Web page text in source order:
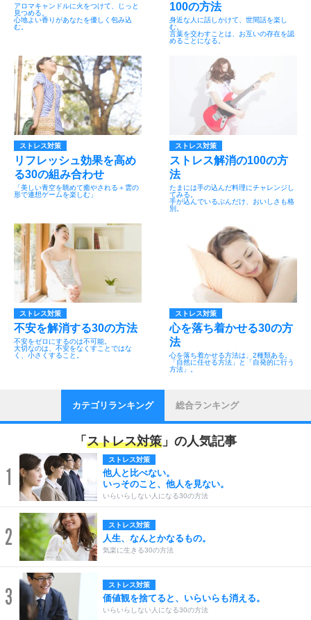
アロマキャンドルに火をつけて、じっと
見つめる。
心地よい香りがあなたを優しく包み込
む。
100の方法
身近な人に話しかけて、世間話を楽し
む。
言葉を交わすことは、お互いの存在を認
めることになる。
ストレス対策
リフレッシュ効果を高め
る30の組み合わせ
「美しい青空を眺めて癒やされる＋雲の
形で連想ゲームを楽しむ」
ストレス対策
ストレス解消の100の方
法
たまには手の込んだ料理にチャレンジし
てみる。
手が込んでいるぶんだけ、おいしさも格
別。
ストレス対策
不安を解消する30の方法
不安をゼロにするのは不可能。
大切なのは、不安をなくすことではな
く、小さくすること。
ストレス対策
心を落ち着かせる30の方
法
心を落ち着かせる方法は、2種類ある。
「自然に任せる方法」と「自発的に行う
方法」。
カテゴリランキング 総合ランキング
「 ストレス対策 」の人気記事
1
ストレス対策
他人と比べない。
いっそのこと、他人を見ない。
いらいらしない人になる30の方法
2 ストレス対策
人生、なんとかなるもの。
気楽に生きる30の方法
3 ストレス対策
価値観を捨てると、いらいらも消える。
いらいらしない人になる30の方法